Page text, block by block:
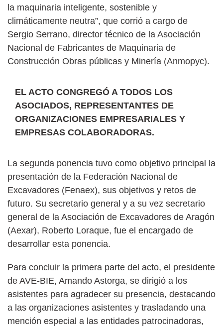
la maquinaria inteligente, sostenible y
climáticamente neutra”, que corrió a cargo de
Sergio Serrano, director técnico de la Asociación
Nacional de Fabricantes de Maquinaria de
Construcción Obras públicas y Minería (Anmopyc).
EL ACTO CONGREGÓ A TODOS LOS
ASOCIADOS, REPRESENTANTES DE
ORGANIZACIONES EMPRESARIALES Y
EMPRESAS COLABORADORAS.
La segunda ponencia tuvo como objetivo principal la
presentación de la Federación Nacional de
Excavadores (Fenaex), sus objetivos y retos de
futuro. Su secretario general y a su vez secretario
general de la Asociación de Excavadores de Aragón
(Aexar), Roberto Loraque, fue el encargado de
desarrollar esta ponencia.
Para concluir la primera parte del acto, el presidente
de AVE-BIE, Amando Astorga, se dirigió a los
asistentes para agradecer su presencia, destacando
a las organizaciones asistentes y trasladando una
mención especial a las entidades patrocinadoras,